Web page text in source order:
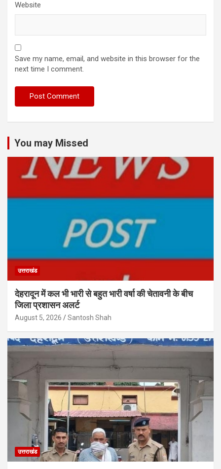
Website
Save my name, email, and website in this browser for the
next time I comment.
You may Missed
उत्तराखंड
देहरादून में कल भी भारी से बहुत भारी वर्षा की चेतावनी के बीच
जिला प्रशासन अलर्ट
August 5, 2026 Santosh Shah
उत्तराखंड